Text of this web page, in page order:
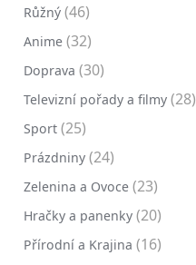
Růžný (46)
Anime (32)
Doprava (30)
Televizní pořady a filmy (28)
Sport (25)
Prázdniny (24)
Zelenina a Ovoce (23)
Hračky a panenky (20)
Přírodní a Krajina (16)